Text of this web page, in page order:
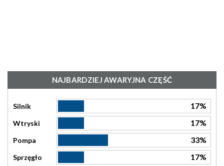
NAJBARDZIEJ AWARYJNA CZĘŚĆ
Silnik 17%
Wtryski 17%
Pompa 33%
Sprzęgło 17%